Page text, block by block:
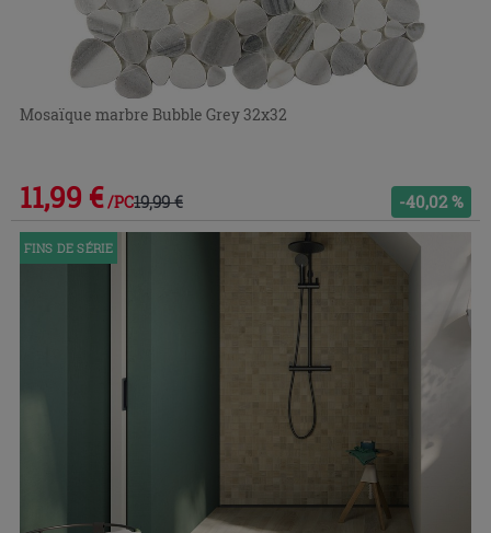
Mosaïque marbre Bubble Grey 32x32
11,99 € /PC19,99 € -40,02 %
FINS DE SÉRIE